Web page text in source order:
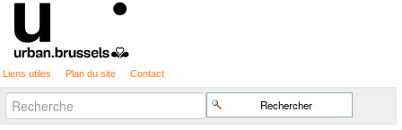
Liens utiles Plan du site Contact
Chercher par
Recherche
avancée…